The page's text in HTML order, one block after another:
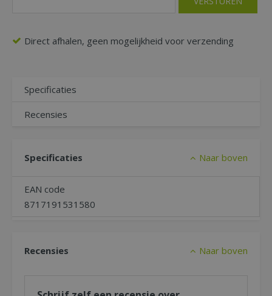
Direct afhalen, geen mogelijkheid voor verzending
Specificaties
Recensies
Specificaties Naar boven
EAN code
8717191531580
Recensies Naar boven